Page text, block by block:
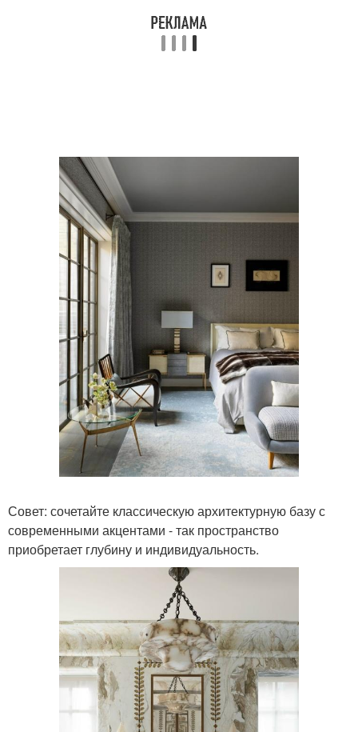
Совет: сочетайте классическую архитектурную базу с
современными акцентами - так пространство
приобретает глубину и индивидуальность.